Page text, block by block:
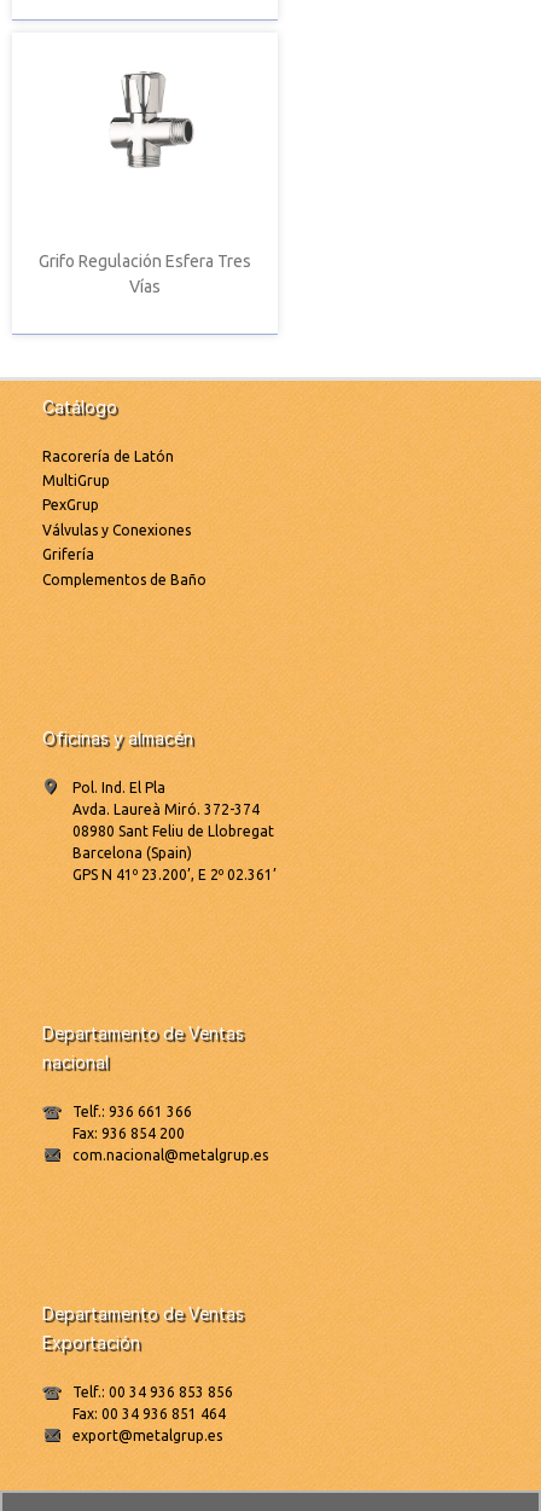
Grifo Regulación Esfera Tres
Vías
Catálogo
Racorería de Latón
MultiGrup
PexGrup
Válvulas y Conexiones
Grifería
Complementos de Baño
Oficinas y almacén
Pol. Ind. El Pla
Avda. Laureà Miró. 372-374
08980 Sant Feliu de Llobregat
Barcelona (Spain)
GPS N 41º 23.200’, E 2º 02.361’
Departamento de Ventas
nacional
Telf.: 936 661 366
Fax: 936 854 200
com.nacional@metalgrup.es
Departamento de Ventas
Exportación
Telf.: 00 34 936 853 856
Fax: 00 34 936 851 464
export@metalgrup.es